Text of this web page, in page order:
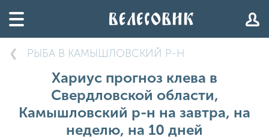
РЫБА В КАМЫШЛОВСКИЙ Р-Н
Хариус прогноз клева в
Свердловской области,
Камышловский р-н на завтра, на
неделю, на 10 дней